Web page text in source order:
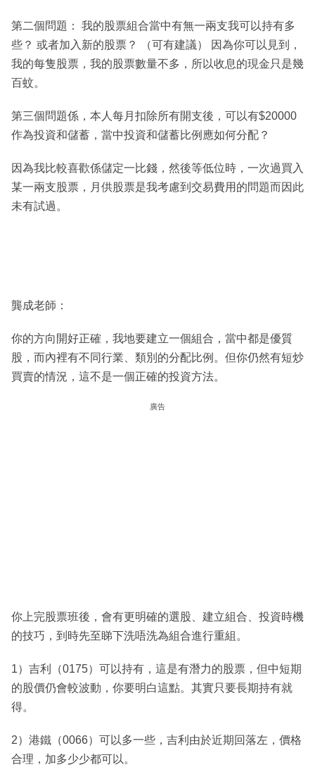
第二個問題： 我的股票組合當中有無一兩支我可以持有多
些？ 或者加入新的股票？ （可有建議） 因為你可以見到，
我的每隻股票，我的股票數量不多，所以收息的現金只是幾
百蚊。
第三個問題係，本人每月扣除所有開支後，可以有$20000
作為投資和儲蓄，當中投資和儲蓄比例應如何分配？
因為我比較喜歡係儲定一比錢，然後等低位時，一次過買入
某一兩支股票，月供股票是我考慮到交易費用的問題而因此
未有試過。
龔成老師：
你的方向開好正確，我地要建立一個組合，當中都是優質
股，而內裡有不同行業、類別的分配比例。但你仍然有短炒
買賣的情況，這不是一個正確的投資方法。
廣告
你上完股票班後，會有更明確的選股、建立組合、投資時機
的技巧，到時先至睇下洗唔洗為組合進行重組。
1）吉利（0175）可以持有，這是有潛力的股票，但中短期
的股價仍會較波動，你要明白這點。其實只要長期持有就
得。
2）港鐵（0066）可以多一些，吉利由於近期回落左，價格
合理，加多少少都可以。